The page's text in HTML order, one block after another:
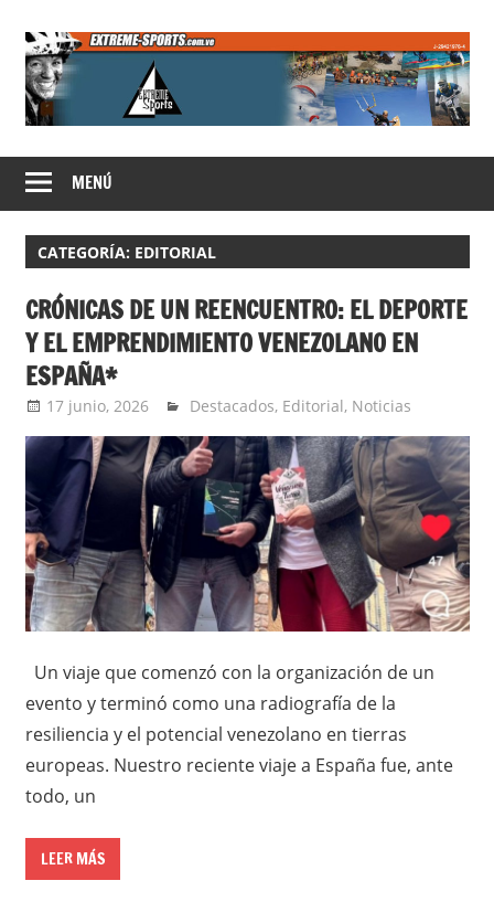
contenido
Extreme
Sports
MENÚ
CATEGORÍA: EDITORIAL
CRÓNICAS DE UN REENCUENTRO: EL DEPORTE
Y EL EMPRENDIMIENTO VENEZOLANO EN
ESPAÑA*
17 junio, 2026 Extreme Sports
Destacados, Editorial, Noticias
Un viaje que comenzó con la organización de un
evento y terminó como una radiografía de la
resiliencia y el potencial venezolano en tierras
europeas. Nuestro reciente viaje a España fue, ante
todo, un
LEER MÁS